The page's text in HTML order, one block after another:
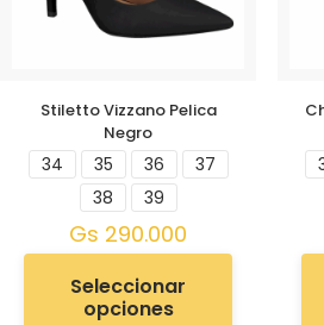
Stiletto Vizzano Pelica
Negro
34 35 36
37
38
39
Gs 290.000
Seleccionar
opciones